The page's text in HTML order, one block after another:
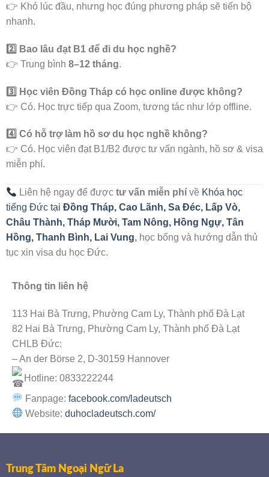
👉 Khó lúc đầu, nhưng học đúng phương pháp sẽ tiến bộ
nhanh.
2️⃣ Bao lâu đạt B1 để đi du học nghề?
👉 Trung bình 8–12 tháng.
3️⃣ Học viên Đồng Tháp có học online được không?
👉 Có. Học trực tiếp qua Zoom, tương tác như lớp offline.
4️⃣ Có hỗ trợ làm hồ sơ du học nghề không?
👉 Có. Học viên đạt B1/B2 được tư vấn ngành, hồ sơ & visa
miễn phí.
Liên hệ ngay để đượctư vấn miễn phí về Khóa học
tiếng Đức tại Đồng Tháp, Cao Lãnh, Sa Đéc, Lấp Vò,
Châu Thành, Tháp Mười, Tam Nông, Hồng Ngự, Tân
Hồng, Thanh Bình, Lai Vung, học bổng và hướng dẫn thủ
tục xin visa du học Đức.
Thông tin liên hệ
113 Hai Bà Trưng, Phường Cam Ly, Thành phố Đà Lạt
82 Hai Bà Trưng, Phường Cam Ly, Thành phố Đà Lạt
CHLB Đức:
– An der Börse 2, D-30159 Hannover
Hotline: 0833222244
Fanpage:facebook.com/ladeutsch
Website:duhocladeutsch.com/
Trung Tâm Ngoại Ngữ La